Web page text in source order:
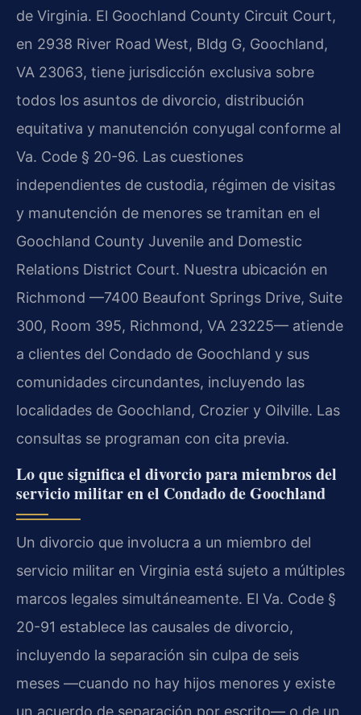
de Virginia. El Goochland County Circuit Court,
en 2938 River Road West, Bldg G, Goochland,
VA 23063, tiene jurisdicción exclusiva sobre
todos los asuntos de divorcio, distribución
equitativa y manutención conyugal conforme al
Va. Code § 20-96. Las cuestiones
independientes de custodia, régimen de visitas
y manutención de menores se tramitan en el
Goochland County Juvenile and Domestic
Relations District Court. Nuestra ubicación en
Richmond —7400 Beaufont Springs Drive, Suite
300, Room 395, Richmond, VA 23225— atiende
a clientes del Condado de Goochland y sus
comunidades circundantes, incluyendo las
localidades de Goochland, Crozier y Oilville. Las
consultas se programan con cita previa.
Lo que significa el divorcio para miembros del
servicio militar en el Condado de Goochland
Un divorcio que involucra a un miembro del
servicio militar en Virginia está sujeto a múltiples
marcos legales simultáneamente. El Va. Code §
20-91 establece las causales de divorcio,
incluyendo la separación sin culpa de seis
meses —cuando no hay hijos menores y existe
un acuerdo de separación por escrito— o de un